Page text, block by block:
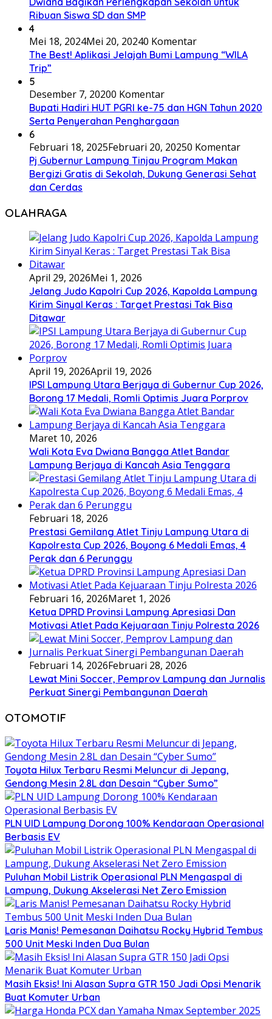
Ribuan Siswa SD dan SMP
4
Mei 18, 2024Mei 20, 20240 Komentar
The Best! Aplikasi Jelajah Bumi Lampung “WILA
Trip”
5
Desember 7, 20200 Komentar
Bupati Hadiri HUT PGRI ke-75 dan HGN Tahun 2020
Serta Penyerahan Penghargaan
6
Februari 18, 2025Februari 20, 20250 Komentar
Pj Gubernur Lampung Tinjau Program Makan
Bergizi Gratis di Sekolah, Dukung Generasi Sehat
dan Cerdas
OLAHRAGA
April 29, 2026Mei 1, 2026
Jelang Judo Kapolri Cup 2026, Kapolda Lampung
Kirim Sinyal Keras : Target Prestasi Tak Bisa
Ditawar
April 19, 2026April 19, 2026
IPSI Lampung Utara Berjaya di Gubernur Cup 2026,
Borong 17 Medali, Romli Optimis Juara Porprov
Maret 10, 2026
Wali Kota Eva Dwiana Bangga Atlet Bandar
Lampung Berjaya di Kancah Asia Tenggara
Februari 18, 2026
Prestasi Gemilang Atlet Tinju Lampung Utara di
Kapolresta Cup 2026, Boyong 6 Medali Emas, 4
Perak dan 6 Perunggu
Februari 16, 2026Maret 1, 2026
Ketua DPRD Provinsi Lampung Apresiasi Dan
Motivasi Atlet Pada Kejuaraan Tinju Polresta 2026
Februari 14, 2026Februari 28, 2026
Lewat Mini Soccer, Pemprov Lampung dan Jurnalis
Perkuat Sinergi Pembangunan Daerah
OTOMOTIF
Toyota Hilux Terbaru Resmi Meluncur di Jepang,
Gendong Mesin 2.8L dan Desain “Cyber Sumo”
PLN UID Lampung Dorong 100% Kendaraan Operasional
Berbasis EV
Puluhan Mobil Listrik Operasional PLN Mengaspal di
Lampung, Dukung Akselerasi Net Zero Emission
Laris Manis! Pemesanan Daihatsu Rocky Hybrid Tembus
500 Unit Meski Inden Dua Bulan
Masih Eksis! Ini Alasan Supra GTR 150 Jadi Opsi Menarik
Buat Komuter Urban